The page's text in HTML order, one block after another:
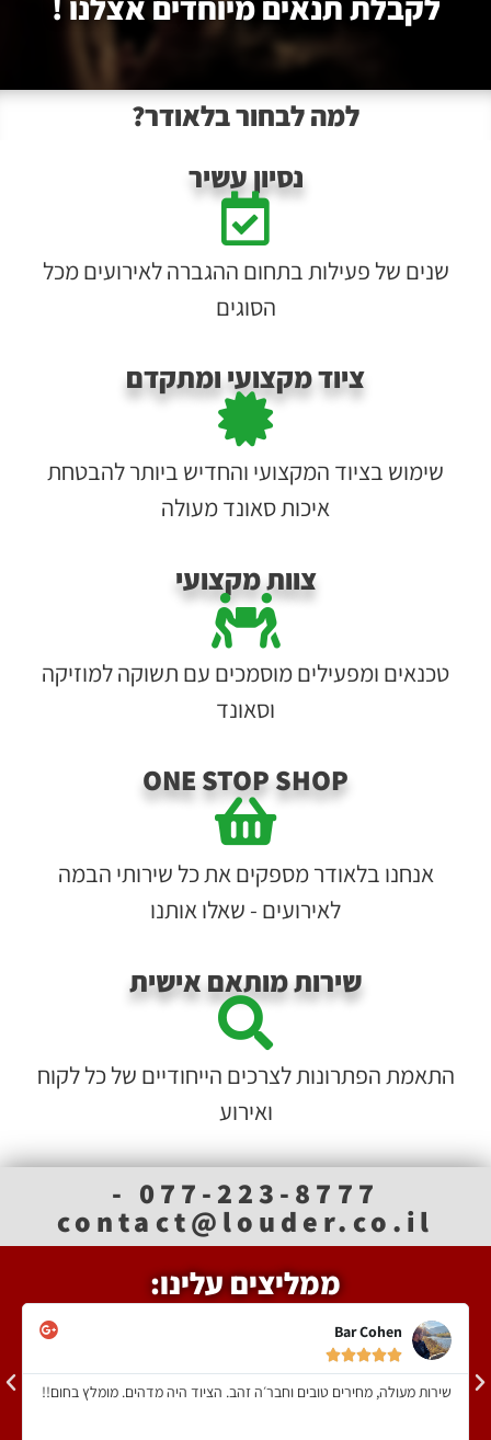
למה לבחור בלאודר?
נסיון עשיר
שנים של פעילות בתחום ההגברה לאירועים מכל
הסוגים
ציוד מקצועי ומתקדם
שימוש בציוד המקצועי והחדיש ביותר להבטחת
איכות סאונד מעולה
צוות מקצועי
טכנאים ומפעילים מוסמכים עם תשוקה למוזיקה
וסאונד
ONE STOP SHOP
אנחנו בלאודר מספקים את כל שירותי הבמה
לאירועים - שאלו אותנו
שירות מותאם אישית
התאמת הפתרונות לצרכים הייחודיים של כל לקוח
ואירוע
077-223-8777 -
contact@louder.co.il
ממליצים עלינו:
Bar Cohen





שירות מעולה, מחירים טובים וחבר׳ה זהב. הציוד היה מדהים. מומלץ בחום!!